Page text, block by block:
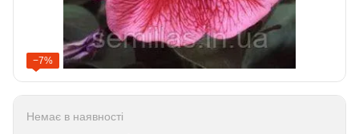
−7%
Немає в наявності